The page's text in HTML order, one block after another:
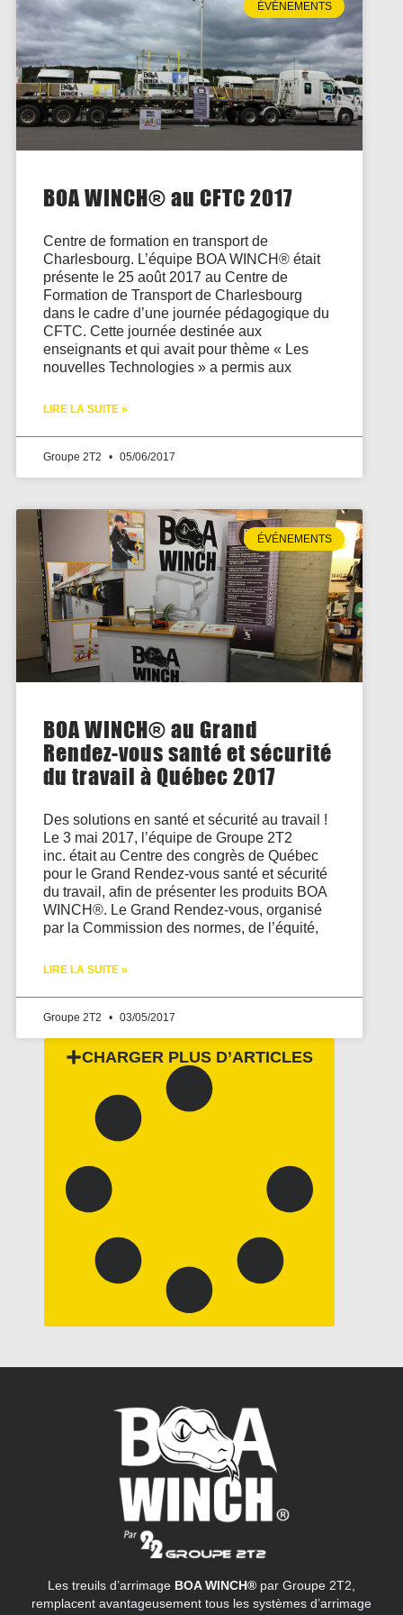
ÉVÉNEMENTS
BOA WINCH® au CFTC 2017
Centre de formation en transport de
Charlesbourg. L’équipe BOA WINCH® était
présente le 25 août 2017 au Centre de
Formation de Transport de Charlesbourg
dans le cadre d’une journée pédagogique du
CFTC. Cette journée destinée aux
enseignants et qui avait pour thème « Les
nouvelles Technologies » a permis aux
LIRE LA SUITE »
Groupe 2T2 05/06/2017
ÉVÉNEMENTS
BOA WINCH® au Grand
Rendez-vous santé et sécurité
du travail à Québec 2017
Des solutions en santé et sécurité au travail !
Le 3 mai 2017, l’équipe de Groupe 2T2
inc. était au Centre des congrès de Québec
pour le Grand Rendez-vous santé et sécurité
du travail, afin de présenter les produits BOA
WINCH®. Le Grand Rendez-vous, organisé
par la Commission des normes, de l’équité,
LIRE LA SUITE »
Groupe 2T2 03/05/2017
CHARGER PLUS D’ARTICLES
Les treuils d’arrimage BOA WINCH® par Groupe 2T2,
remplacent avantageusement tous les systèmes d’arrimage